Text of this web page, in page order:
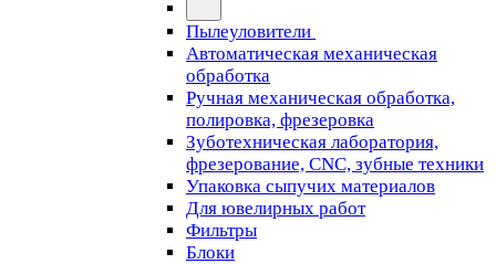
Пылеуловители
Автоматическая механическая
обработка
Ручная механическая обработка,
полировка, фрезеровка
Зуботехническая лаборатория,
фрезерование, CNC, зубные техники
Упаковка сыпучих материалов
Для ювелирных работ
Фильтры
Блоки